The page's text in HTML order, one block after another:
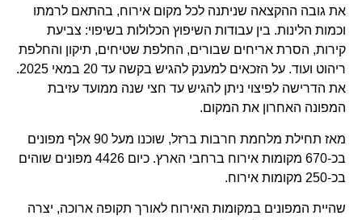
את גובה ההקצאה שניתנה לכל מקום אירוח, בהתאם לרמתו
וכמות הלינות. בין עבודות השיפוץ הכלולות בשיפוי: צביעת
קירות, הסרת אריחים שבורים, החלפת שטיחים, תיקון והחלפת
ריהוט ועוד. על הזכאים למענק להגיש בקשה עד 20 במאי 2025.
את הדרישה לפיצוי ניתן להגיש עד חצי שנה ממועד עזיבת
המפונה האחרון את המקום.
מאז תחילת מלחמת חרבות ברזל, שוכנו מעל 90 אלף מפונים
בכ-670 מקומות אירוח ברחבי הארץ. כיום 4426 מפונים שוהים
בכ-250 מקומות אירוח.
שהיית המפונים במקומות האירוח לאורך תקופה ארוכה, יצרה